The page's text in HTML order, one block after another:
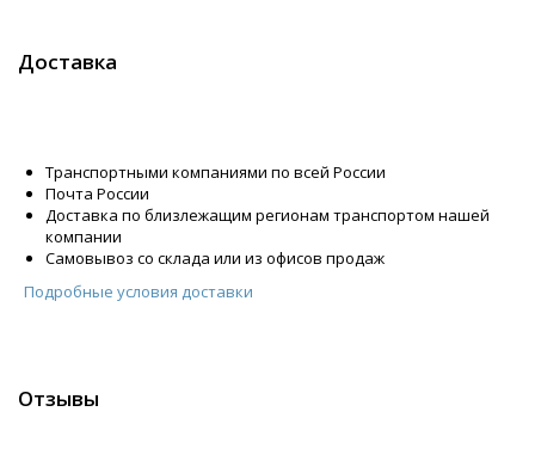
Доставка
Транспортными компаниями по всей России
Почта России
Доставка по близлежащим регионам транспортом нашей
компании
Самовывоз со склада или из офисов продаж
Подробные условия доставки
Отзывы